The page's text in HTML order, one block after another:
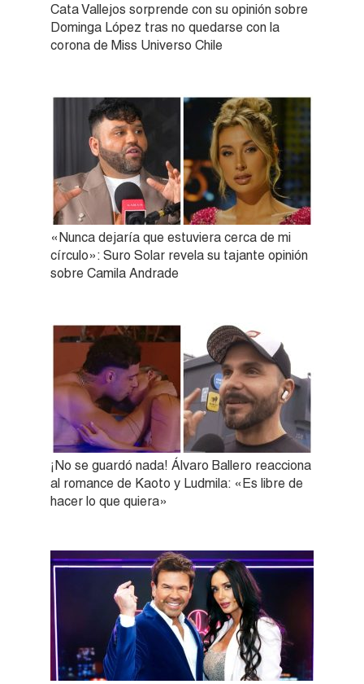
Cata Vallejos sorprende con su opinión sobre
Dominga López tras no quedarse con la
corona de Miss Universo Chile
«Nunca dejaría que estuviera cerca de mi
círculo»: Suro Solar revela su tajante opinión
sobre Camila Andrade
¡No se guardó nada! Álvaro Ballero reacciona
al romance de Kaoto y Ludmila: «Es libre de
hacer lo que quiera»